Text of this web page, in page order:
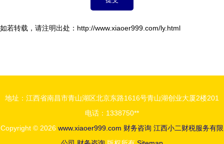
如若转载，请注明出处：http://www.xiaoer999.com/ly.html
地址：江西省南昌市青山湖区北京东路1616号青山湖创业大厦2楼201
电话：1338750**
Copyright © 2026 www.xiaoer999.com 财务咨询 江西小二财税服务有限